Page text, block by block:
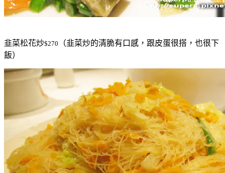
韭菜松花炒$270
（韭菜炒的清脆有口感，跟皮蛋很搭，也很下
飯）